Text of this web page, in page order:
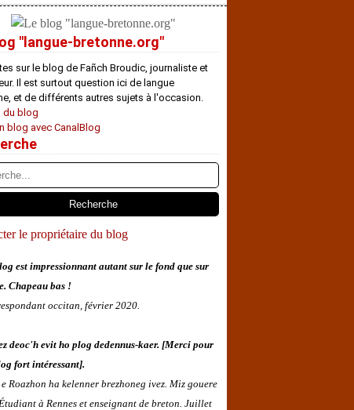
"langue-bretonne.org"
sur le blog de Fañch Broudic, journaliste et
Il est surtout question ici de langue
et de différents autres sujets à l'occasion.
du blog
blog avec CanalBlog
le propriétaire du blog
est impressionnant autant sur le fond que sur
Chapeau bas !
occitan, février 2020.
deoc'h evit ho plog dedennus-kaer. [Merci pour
fort intéressant].
Roazhon ha kelenner brezhoneg ivez. Miz gouere
à Rennes et enseignant de breton. Juillet